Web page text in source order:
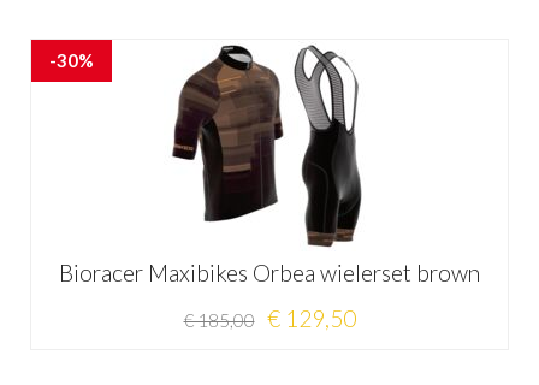
-30%
Bioracer Maxibikes Orbea wielerset brown
€ 185,00 € 129,50